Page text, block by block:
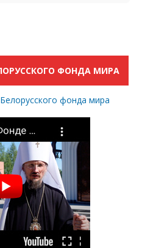
ФОНДА МИРА
фонда мира